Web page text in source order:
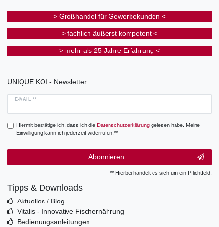
> Großhandel für Gewerbekunden <
> fachlich äußerst kompetent <
> mehr als 25 Jahre Erfahrung <
UNIQUE KOI - Newsletter
E-MAIL **
Hiermit bestätige ich, dass ich die Daten­schutz­erklärunggelesen habe. Meine
Einwilligung kann ich jederzeit widerrufen.**
Abonnieren
** Hierbei handelt es sich um ein Pflichtfeld.
Tipps & Downloads
Aktuelles / Blog
Vitalis - Innovative Fischernährung
Bedienungsanleitungen